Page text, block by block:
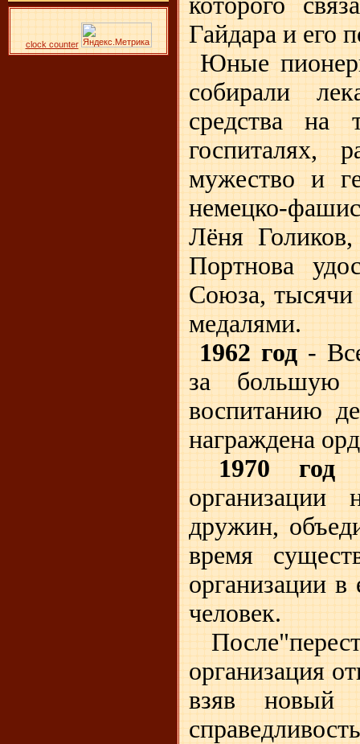
clock counter
Гайдара и его
Юные
собирали
средства на
госпиталях,
мужество и
немецко-
Лёня
Портнова
Союза, тысячи
медалями.
1962 год -
за большую
воспитанию
награждена
1970 год
организации
дружин,
время
организации
человек.
организация
взяв новый